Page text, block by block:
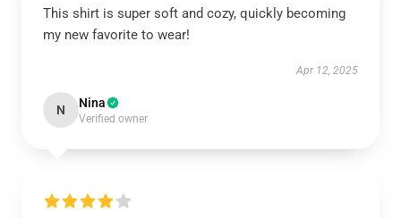
This shirt is super soft and cozy, quickly becoming
my new favorite to wear!
Apr 12, 2025
N Nina
Verified owner